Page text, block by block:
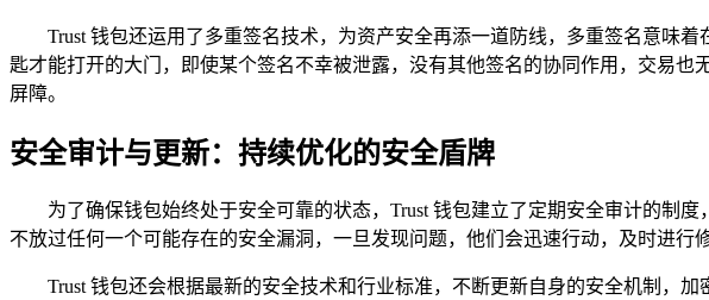
Trust 钱包还运用了多重签名技术，为资产安全再添一道防线，多重签名意味
匙才能打开的大门，即使某个签名不幸被泄露，没有其他签名的协同作用，交易
屏障。
安全审计与更新：持续优化的安全盾牌
为了确保钱包始终处于安全可靠的状态，Trust 钱包建立了定期安全审计的制
不放过任何一个可能存在的安全漏洞，一旦发现问题，他们会迅速行动，及时进行
Trust 钱包还会根据最新的安全技术和行业标准，不断更新自身的安全机制，